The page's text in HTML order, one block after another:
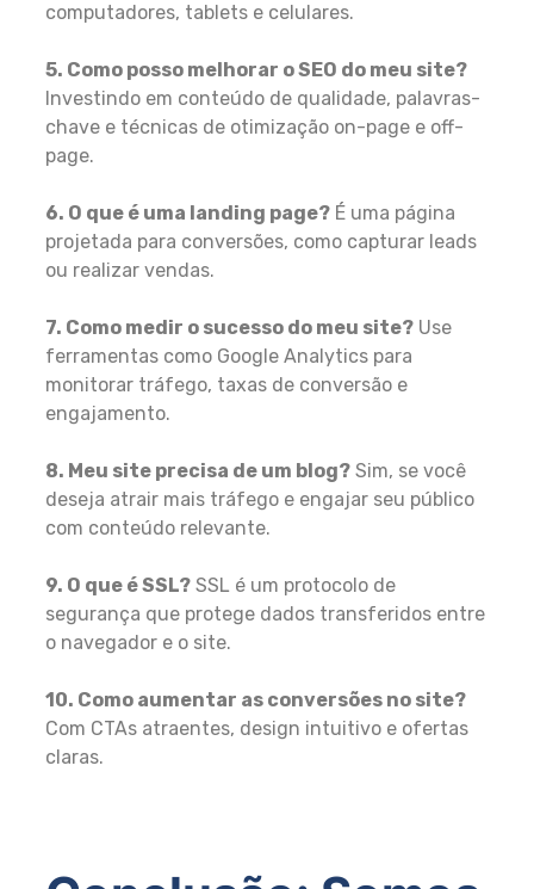
computadores, tablets e celulares.
5. Como posso melhorar o SEO do meu site?
Investindo em conteúdo de qualidade, palavras-
chave e técnicas de otimização on-page e off-
page.
6. O que é uma landing page? É uma página
projetada para conversões, como capturar leads
ou realizar vendas.
7. Como medir o sucesso do meu site? Use
ferramentas como Google Analytics para
monitorar tráfego, taxas de conversão e
engajamento.
8. Meu site precisa de um blog? Sim, se você
deseja atrair mais tráfego e engajar seu público
com conteúdo relevante.
9. O que é SSL? SSL é um protocolo de
segurança que protege dados transferidos entre
o navegador e o site.
10. Como aumentar as conversões no site?
Com CTAs atraentes, design intuitivo e ofertas
claras.